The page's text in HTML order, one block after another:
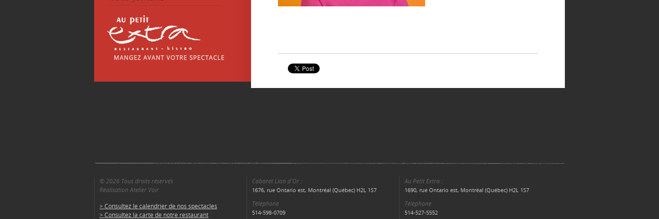
© 2026 Tous droits réservés
Réalisation Atelier Voir
> Consultez le calendrier de nos spectacles
> Consultez la carte de notre restaurant
Cabaret Lion d'Or :
1676, rue Ontario est, Montréal (Québec) H2L 1S7
Téléphone
514-598-0709
Au Petit Extra :
1690, rue Ontario est, Montréal (Québec) H2L 1S7
Téléphone
514-527-5552